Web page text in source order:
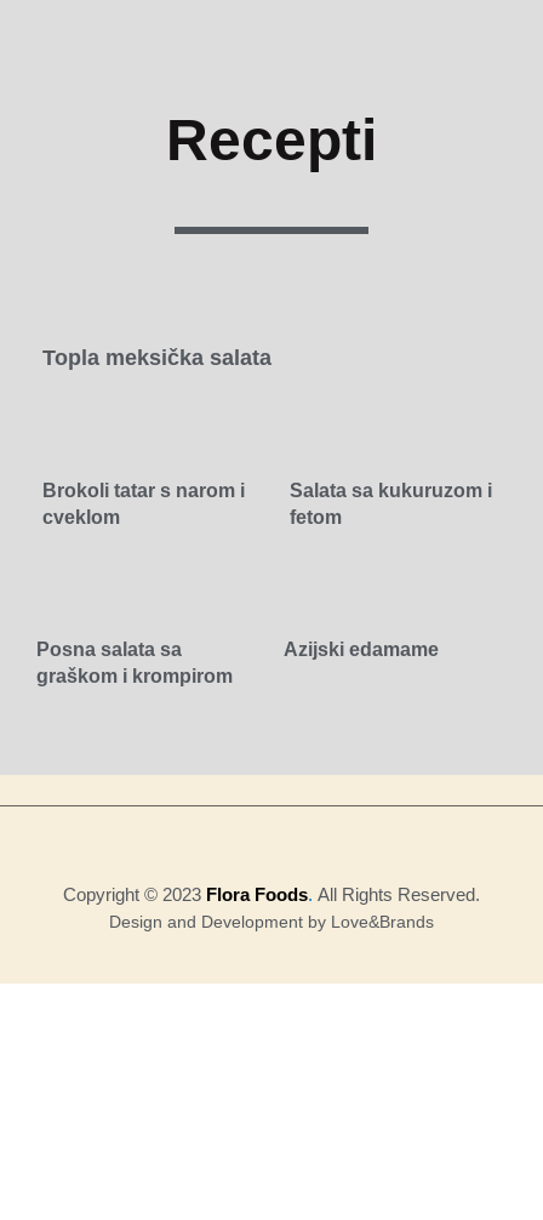
Recepti
Topla meksička salata
Brokoli tatar s narom i
cveklom
Salata sa kukuruzom i
fetom
Posna salata sa
graškom i krompirom
Azijski edamame
Copyright © 2023 Flora Foods. All Rights Reserved.
Design and Development by Love&Brands